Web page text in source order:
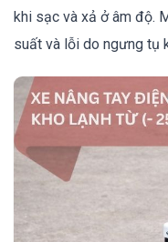
khi sạc và xả ở âm độ.
suất và lỗi do ngưng tụ